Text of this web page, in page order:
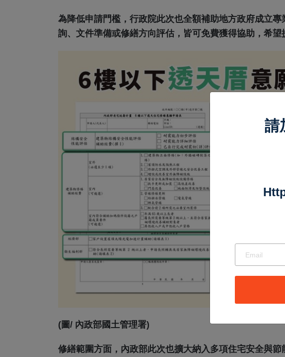
為降低申請門檻，行政院此次也全額補助地方政府成立
詢、文件準備或修繕方向評估，皆可免費獲得協助，希望
(圖/ 內政部國土管理署)
修繕範圍方面，內政部此次也擴大納入多項住宅安全與
請